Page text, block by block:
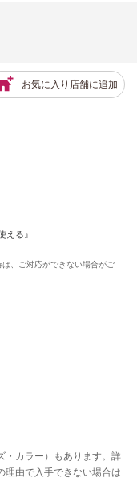
お気に入り店舗に追加
える』
、ご対応ができない場合がご
・カラー）もあります。詳
理由で入手できない場合は